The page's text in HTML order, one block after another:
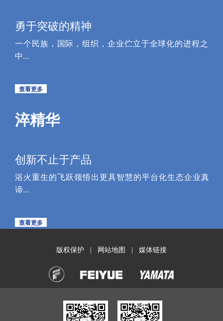
勇于突破的精神
一个民族，国际，组织，企业伫立于全球化的进程之
中...
查看更多
淬精华
创新不止于产品
浴火重生的飞跃领悟出更具智慧的平台化生态企业真
谛...
查看更多
版权保护 | 网站地图 | 媒体链接